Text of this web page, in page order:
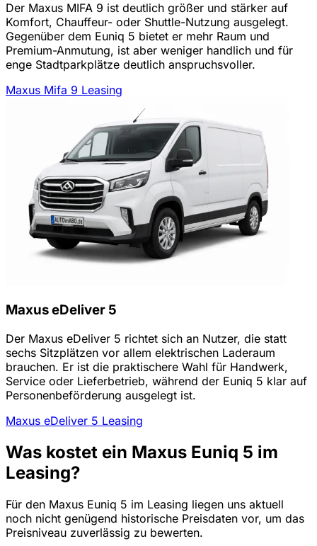
Der Maxus MIFA 9 ist deutlich größer und stärker auf
Komfort, Chauffeur- oder Shuttle-Nutzung ausgelegt.
Gegenüber dem Euniq 5 bietet er mehr Raum und
Premium-Anmutung, ist aber weniger handlich und für
enge Stadtparkplätze deutlich anspruchsvoller.
Maxus Mifa 9 Leasing
Maxus eDeliver 5
Der Maxus eDeliver 5 richtet sich an Nutzer, die statt
sechs Sitzplätzen vor allem elektrischen Laderaum
brauchen. Er ist die praktischere Wahl für Handwerk,
Service oder Lieferbetrieb, während der Euniq 5 klar auf
Personenbeförderung ausgelegt ist.
Maxus eDeliver 5 Leasing
Was kostet ein Maxus Euniq 5 im
Leasing?
Für den Maxus Euniq 5 im Leasing liegen uns aktuell
noch nicht genügend historische Preisdaten vor, um das
Preisniveau zuverlässig zu bewerten.